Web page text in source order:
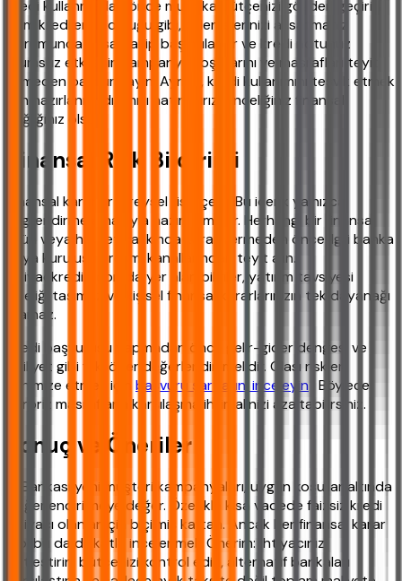
kredi kullanmadan önce mutlaka bütçenizi gözden geçirin.
Tüm kredilerde olduğu gibi, ödemelerinizi aksatmanız
durumunda yasal takip başlatılabilir ve kredi notunuz
olumsuz etkilenir. Kampanya koşullarını ve masrafları teyit
etmeden başvurmayın. Ayrıca, kredi kullanımını teşvik etmek
için hazırlanmadığımızı hatırlatırız; önceliğiniz finansal
sağlığınız olsun.
Finansal Risk Bildirimi
Finansal kararlar bireysel risk içerir. Bu içerik yalnızca
bilgilendirme amacıyla hazırlanmıştır. Herhangi bir finansal
ürün veya hizmet hakkında karar vermeden önce ilgili banka
veya kuruluşun resmi kanallarından teyit alın.
ihtiyackredisi.com'da yer alan bilgiler, yatırım tavsiyesi
niteliği taşımaz ve kişisel finansal kararlarınızın tek dayanağı
olamaz.
Kredi başvurusu yapmadan önce gelir-gider dengesi ve
aciliyet gibi faktörler değerlendirilmelidir. Olası riskleri
minimize etmek için başvuru şartlarını inceleyin . Böylece
sürpriz masraflarla karşılaşma ihtimalinizi azaltabilirsiniz.
Sonuç ve Öneriler
İş Bankası yeni müşteri kampanyaları, uygun koşullar altında
değerlendirilmeye değer. Özellikle kısa vadede faizsiz kredi
ihtiyacı olanlar için biçilmiş kaftan. Ancak her finansal karar
gibi bu da dikkatle incelenmeli. Önerim: İhtiyacınızı
netleştirin, bütçenizi kontrol edin, alternatif bankaları